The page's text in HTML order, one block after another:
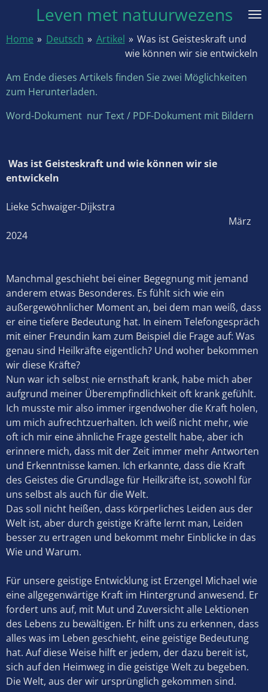
naar
Leven met natuurwezens
Home » Deutsch » Artikel » Was ist Geisteskraft und
wie können wir sie entwickeln
Am Ende dieses Artikels finden Sie zwei Möglichkeiten
zum Herunterladen.
Word-Dokument nur Text / PDF-Dokument mit Bildern
Was ist Geisteskraft und wie können wir sie
entwickeln
Lieke Schwaiger-Dijkstra
März
2024
Manchmal geschieht bei einer Begegnung mit jemand
anderem etwas Besonderes. Es fühlt sich wie ein
außergewöhnlicher Moment an, bei dem man weiß, dass
er eine tiefere Bedeutung hat. In einem Telefongespräch
mit einer Freundin kam zum Beispiel die Frage auf: Was
genau sind Heilkräfte eigentlich? Und woher bekommen
wir diese Kräfte?
Nun war ich selbst nie ernsthaft krank, habe mich aber
aufgrund meiner Überempfindlichkeit oft krank gefühlt.
Ich musste mir also immer irgendwoher die Kraft holen,
um mich aufrechtzuerhalten. Ich weiß nicht mehr, wie
oft ich mir eine ähnliche Frage gestellt habe, aber ich
erinnere mich, dass mit der Zeit immer mehr Antworten
und Erkenntnisse kamen. Ich erkannte, dass die Kraft
des Geistes die Grundlage für Heilkräfte ist, sowohl für
uns selbst als auch für die Welt.
Das soll nicht heißen, dass körperliches Leiden aus der
Welt ist, aber durch geistige Kräfte lernt man, Leiden
besser zu ertragen und bekommt mehr Einblicke in das
Wie und Warum.
Für unsere geistige Entwicklung ist Erzengel Michael wie
eine allgegenwärtige Kraft im Hintergrund anwesend. Er
fordert uns auf, mit Mut und Zuversicht alle Lektionen
des Lebens zu bewältigen. Er hilft uns zu erkennen, dass
alles was im Leben geschieht, eine geistige Bedeutung
hat. Auf diese Weise hilft er jedem, der dazu bereit ist,
sich auf den Heimweg in die geistige Welt zu begeben.
Die Welt, aus der wir ursprünglich gekommen sind.